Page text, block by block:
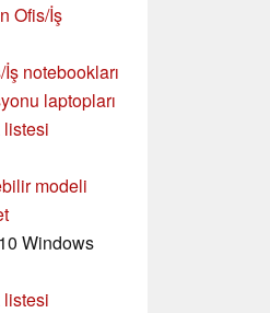
Ofis/İş
notebookları
laptopları
modeli
Windows